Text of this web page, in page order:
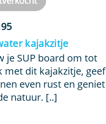
kajakzitje
je SUP board om tot
met dit kajakzitje, geef
even rust en geniet
natuur. [..]